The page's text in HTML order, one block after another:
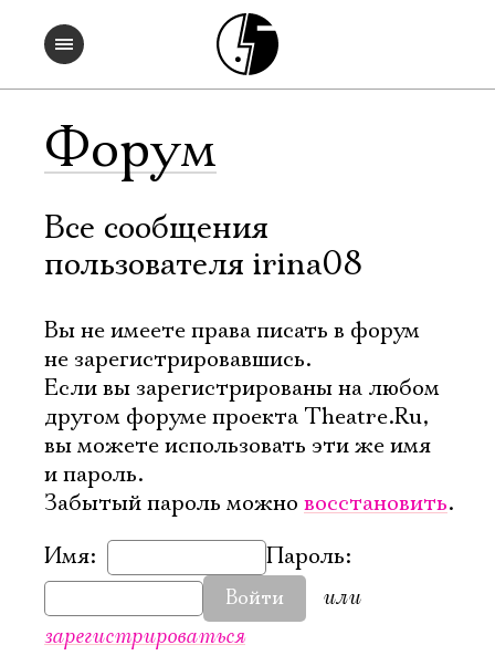
Форум
Все сообщения
пользователя irina08
Вы не имеете права писать в форум
не зарегистрировавшись.
Если вы зарегистрированы на любом
другом форуме проекта Theatre.Ru,
вы можете использовать эти же имя
и пароль.
Забытый пароль можно восстановить.
Имя:
Пароль:
Войти
или
зарегистрироваться